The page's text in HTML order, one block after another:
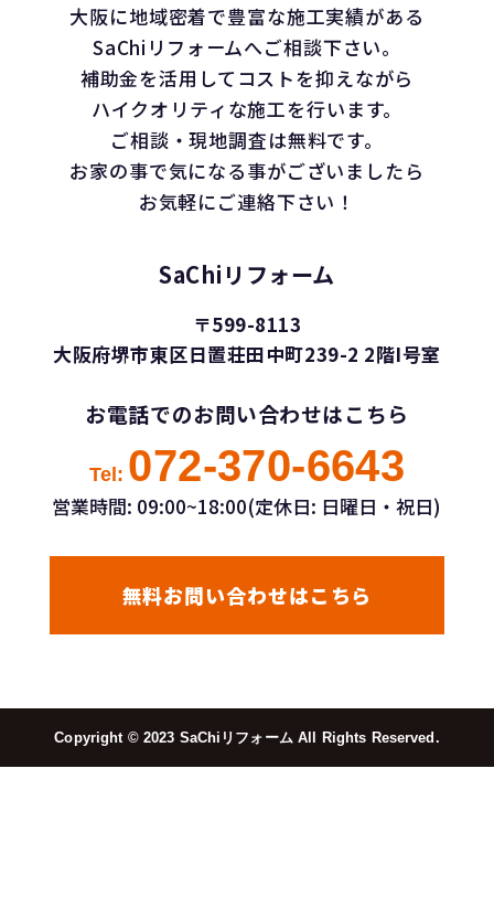
大阪に地域密着で豊富な施工実績がある
SaChiリフォームへご相談下さい。
補助金を活用してコストを抑えながら
ハイクオリティな施工を行います。
ご相談・現地調査は無料です。
お家の事で気になる事がございましたら
お気軽にご連絡下さい！
SaChiリフォーム
〒599-8113
大阪府堺市東区日置荘田中町239-2 2階I号室
お電話でのお問い合わせはこちら
Tel: 072-370-6643
営業時間: 09:00~18:00(定休日: 日曜日・祝日)
無料お問い合わせはこちら
Copyright ©︎ 2023 SaChiリフォーム All Rights Reserved.